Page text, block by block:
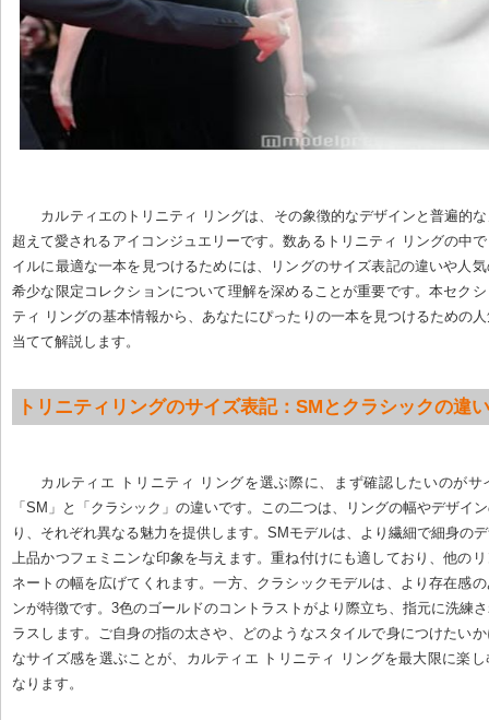
カルティエのトリニティ リングは、その象徴的なデザインと普遍的
超えて愛されるアイコンジュエリーです。数あるトリニティ リングの中
イルに最適な一本を見つけるためには、リングのサイズ表記の違いや人
希少な限定コレクションについて理解を深めることが重要です。本セク
ティ リングの基本情報から、あなたにぴったりの一本を見つけるための
当てて解説します。
トリニティリングのサイズ表記：SMとクラシックの違
カルティエ トリニティ リングを選ぶ際に、まず確認したいのがサ
「SM」と「クラシック」の違いです。この二つは、リングの幅やデザイ
り、それぞれ異なる魅力を提供します。SMモデルは、より繊細で細身の
上品かつフェミニンな印象を与えます。重ね付けにも適しており、他の
ネートの幅を広げてくれます。一方、クラシックモデルは、より存在感
ンが特徴です。3色のゴールドのコントラストがより際立ち、指元に洗練
ラスします。ご自身の指の太さや、どのようなスタイルで身につけたい
なサイズ感を選ぶことが、カルティエ トリニティ リングを最大限に楽
なります。